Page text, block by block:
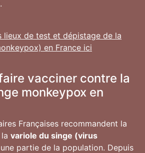
lieux de test et dépistage de la
en France ici
vacciner contre la
monkeypox en
Françaises recommandent la
variole du singe (virus
partie de la population. Depuis